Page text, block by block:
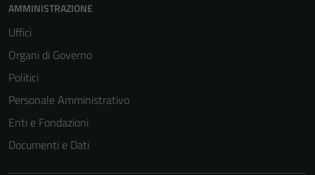
AMMINISTRAZIONE
Uffici
Organi di Governo
Politici
Personale Amministrativo
Enti e Fondazioni
Documenti e Dati